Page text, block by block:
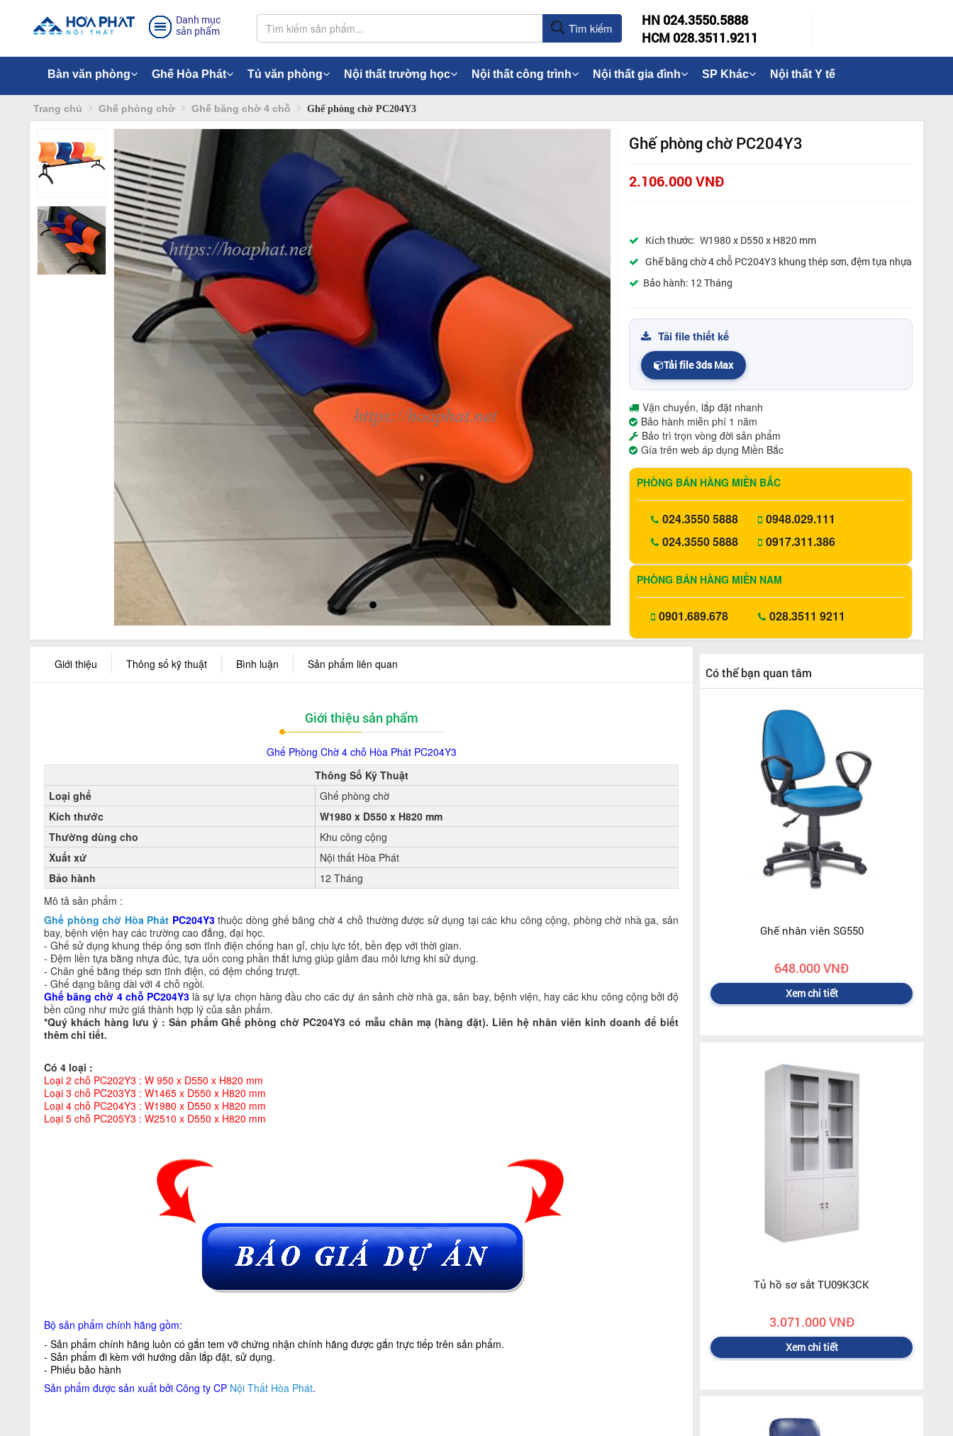
Danh mục
sản phẩm
Tìm kiếm
HN 024.3550.5888
HCM 028.3511.9211
Bàn văn phòng Ghế Hòa Phát Tủ văn phòng Nội thất trường học Nội thất công trình Nội thất gia đình SP Khác Nội thất Y tế
Trang chủ Ghế phòng chờ Ghế băng chờ 4 chỗ Ghế phòng chờ PC204Y3
Ghế phòng chờ PC204Y3
2.106.000 VNĐ
Kích thước: W1980 x D550 x H820 mm
Ghế băng chờ 4 chỗ PC204Y3 khung thép sơn, đệm tựa nhựa
Bảo hành: 12 Tháng
Tải file thiết kế
Tải file 3ds Max
Vận chuyển, lắp đặt nhanh
Bảo hành miễn phí 1 năm
Bảo trì trọn vòng đời sản phẩm
Gía trên web áp dụng Miền Bắc
PHÒNG BÁN HÀNG MIỀN BẮC
024.3550 5888
024.3550 5888
0948.029.111
0917.311.386
PHÒNG BÁN HÀNG MIỀN NAM
0901.689.678 028.3511 9211
Giới thiệu Thông số kỹ thuật Bình luận Sản phẩm liên quan
Giới thiệu sản phẩm
Ghế Phòng Chờ 4 chỗ Hòa PhátPC204Y3
Thông Số Kỹ Thuật
Loại ghế
Ghế phòng chờ
Kích thước
W1980 x D550 x H820 mm
Thường dùng cho
Khu công cộng
Xuất xứ
Nội thất Hòa Phát
Bảo hành
12 Tháng
Mô tả sản phẩm :
Ghế phòng chờ Hòa Phát PC204Y3thuộc dòng ghế băng chờ 4 chỗ thường được sử dụng tại các khu công cộng, phòng chờ nhà ga, sân
bay, bệnh viện hay các trường cao đẳng, đại học.
- Ghế sử dụng khung thép ống sơn tĩnh điện chống han gỉ, chịu lực tốt, bền đẹp với thời gian.
- Đệm liền tựa bằng nhựa đúc, tựa uốn cong phần thắt lưng giúp giảm đau mỏi lưng khi sử dụng.
- Chân ghế bằng thép sơn tĩnh điện, có đệm chống trượt.
- Ghế dạng băng dài với 4 chỗ ngồi.
Ghế băng chờ 4 chỗ PC204Y3 là sự lựa chọn hàng đầu cho các dự án sảnh chờ nhà ga, sân bay, bệnh viện, hay các khu công cộng bởi độ
bền cũng như mức giá thành hợp lý của sản phẩm.
*Quý khách hàng lưu ý : Sản phẩm Ghế phòng chờ PC204Y3 có mẫu chân mạ (hàng đặt). Liên hệ nhân viên kinh doanh để biết
thêm chi tiết.
Có 4 loại :
Loại 2 chỗ PC202Y3 : W 950 x D550 x H820 mm
Loại 3 chỗ PC203Y3 : W1465 x D550 x H820 mm
Loại 4 chỗ PC204Y3 : W1980 x D550 x H820 mm
Loại 5 chỗ PC205Y3 : W2510 x D550 x H820 mm
Bộ sản phẩm chính hãng gồm:
- Sản phẩm chính hãng luôn có gắn tem vỡ chứng nhận chính hãng được gắn trực tiếp trên sản phẩm.
- Sản phẩm đi kèm với hướng dẫn lắp đặt, sử dụng.
- Phiếu bảo hành
Sản phẩm được sản xuất bởi Công ty CP Nội Thất Hòa Phát.
Có thể bạn quan tâm
Ghế nhân viên SG550
648.000 VNĐ
Xem chi tiết
Tủ hồ sơ sắt TU09K3CK
3.071.000 VNĐ
Xem chi tiết